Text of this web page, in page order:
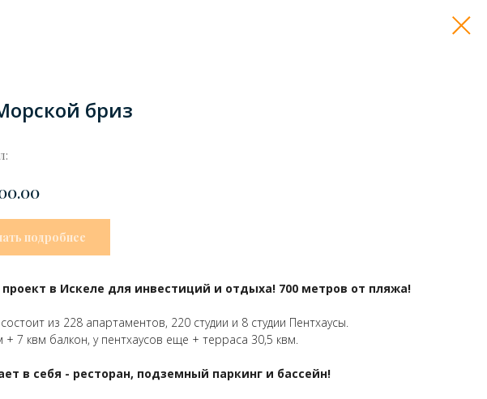
бриз
подробнее
в Искеле для инвестиций и отдыха! 700 метров от пляжа!
из 228 апартаментов, 220 студии и 8 студии Пентхаусы.
+ 7 квм балкон, у пентхаусов еще + терраса 30,5 квм.
в себя - ресторан, подземный паркинг и бассейн!